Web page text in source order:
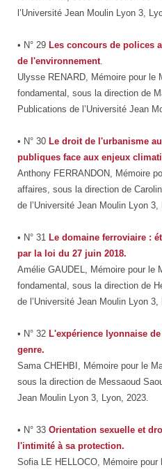
l’Université Jean Moulin Lyon 3,
• N° 29 Les concours de polices
de l'environnement.
Ulysse RENARD, Mémoire pour le
fondamental, sous la direction de
Publications de l’Université Jean
• N° 30 Le droit de l'urbanisme
publiques face aux enjeux
Anthony FERRANDON, Mémoire
affaires, sous la direction de
de l’Université Jean Moulin Lyon 3,
• N° 31 Le domaine ferroviaire :
par la loi du 27 juin 2018.
Amélie GAUDEL, Mémoire pour le
fondamental, sous la direction de
de l’Université Jean Moulin Lyon 3,
• N° 32 L'expérience lyonnaise
genre.
Sama CHEHBI, Mémoire pour le
sous la direction de Messaoud
Jean Moulin Lyon 3, Lyon, 2023.
• N° 33 Orientation sexuelle et
l'intimité à sa protection.
Sofia LE HELLOCO, Mémoire pour